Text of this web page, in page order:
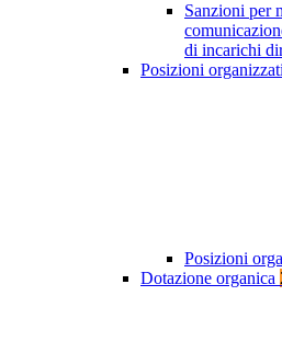
Sanzioni per
di incarichi
Posizioni
Posizioni
Dotazione organica